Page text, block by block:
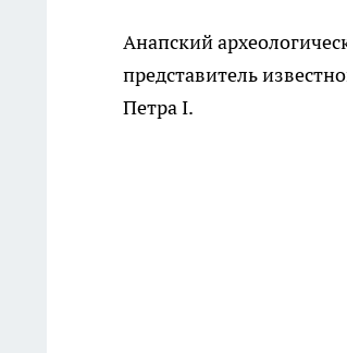
Анапский
представитель
Петра I.